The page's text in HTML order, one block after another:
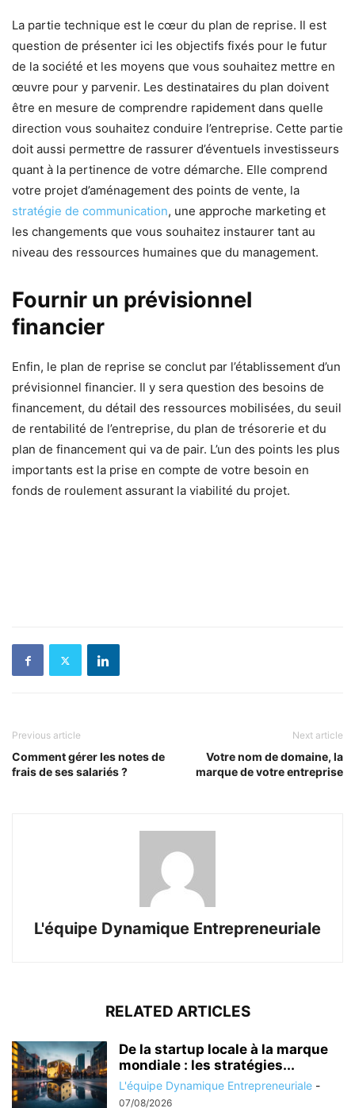
La partie technique est le cœur du plan de reprise. Il est
question de présenter ici les objectifs fixés pour le futur
de la société et les moyens que vous souhaitez mettre en
œuvre pour y parvenir. Les destinataires du plan doivent
être en mesure de comprendre rapidement dans quelle
direction vous souhaitez conduire l’entreprise. Cette partie
doit aussi permettre de rassurer d’éventuels investisseurs
quant à la pertinence de votre démarche. Elle comprend
votre projet d’aménagement des points de vente, la
stratégie de communication, une approche marketing et
les changements que vous souhaitez instaurer tant au
niveau des ressources humaines que du management.
Fournir un prévisionnel
financier
Enfin, le plan de reprise se conclut par l’établissement d’un
prévisionnel financier. Il y sera question des besoins de
financement, du détail des ressources mobilisées, du seuil
de rentabilité de l’entreprise, du plan de trésorerie et du
plan de financement qui va de pair. L’un des points les plus
importants est la prise en compte de votre besoin en
fonds de roulement assurant la viabilité du projet.
Previous article
Comment gérer les notes de
frais de ses salariés ?
Next article
Votre nom de domaine, la
marque de votre entreprise
L'équipe Dynamique Entrepreneuriale
RELATED ARTICLES
De la startup locale à la marque
mondiale : les stratégies...
L'équipe Dynamique Entrepreneuriale -
07/08/2026